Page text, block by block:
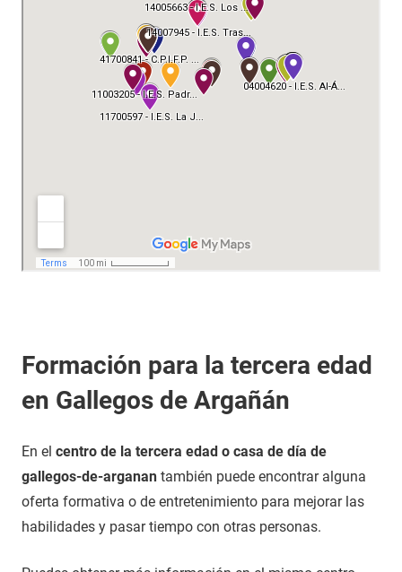
Formación para la tercera edad
en Gallegos de Argañán
En el centro de la tercera edad o casa de día de
gallegos-de-arganan también puede encontrar alguna
oferta formativa o de entretenimiento para mejorar las
habilidades y pasar tiempo con otras personas.